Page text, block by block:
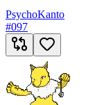
PsychoKanto
#097